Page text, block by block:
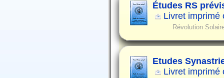
Études RS
Livret imprimé
Révolution
Etudes
Livret imprimé